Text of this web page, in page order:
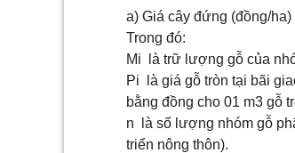
a) Giá cây đứng (đồng/
Trong đó:
Mi là trữ lượng gỗ của
Pi là giá gỗ tròn tại bãi
bằng đồng cho 01 m3 gỗ
n là số lượng nhóm gỗ
triển nông thôn).